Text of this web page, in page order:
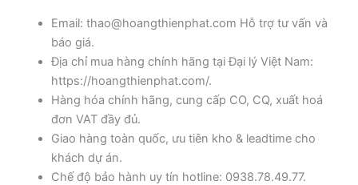
Email: thao@hoangthienphat.com Hỗ trợ tư vấn và
báo giá.
Địa chỉ mua hàng chính hãng tại Đại lý Việt Nam:
https://hoangthienphat.com/.
Hàng hóa chính hãng, cung cấp CO, CQ, xuất hoá
đơn VAT đầy đủ.
Giao hàng toàn quốc, ưu tiên kho & leadtime cho
khách dự án.
Chế độ bảo hành uy tín hotline: 0938.78.49.77.